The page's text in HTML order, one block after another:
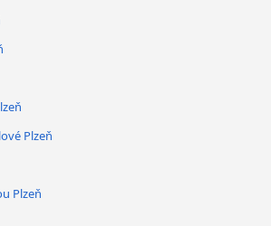
Plzeň
Plzeň